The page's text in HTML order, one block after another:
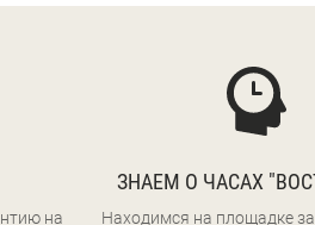
на
ЗНАЕМ О ЧАСАХ
Находимся на площадке